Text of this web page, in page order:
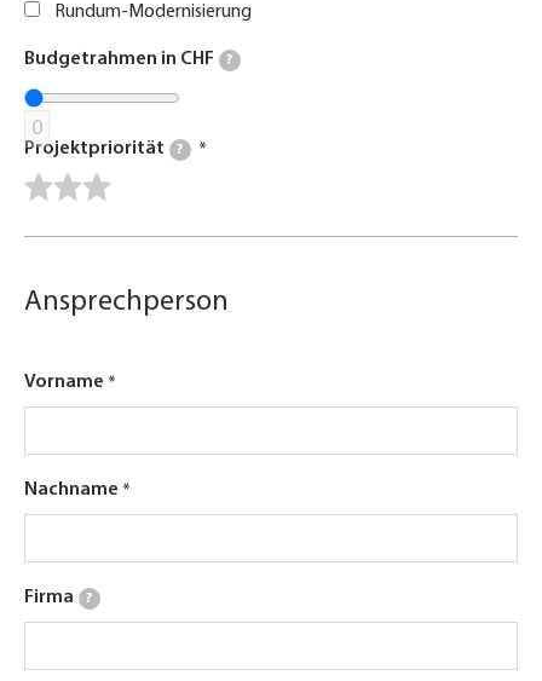
Rundum-Modernisierung
Budgetrahmen in CHF ?
0
Projektpriorität ?
Ansprechperson
Vorname
Nachname
Firma ?